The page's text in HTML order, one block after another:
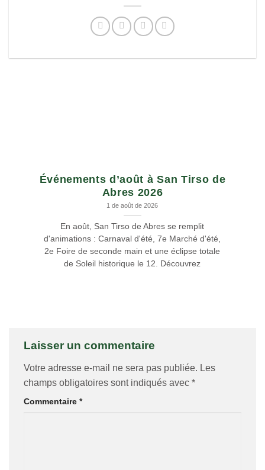
Événements d’août à San Tirso de
Abres 2026
1 de août de 2026
En août, San Tirso de Abres se remplit
d'animations : Carnaval d'été, 7e Marché d'été,
2e Foire de seconde main et une éclipse totale
de Soleil historique le 12. Découvrez
Laisser un commentaire
Votre adresse e-mail ne sera pas publiée. Les
champs obligatoires sont indiqués avec *
Commentaire *